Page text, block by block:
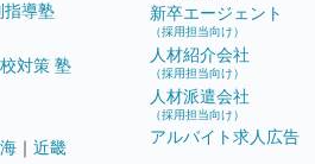
指導塾
対策 塾
｜ 近畿
新卒エージェント
（採用担当向け）
人材紹介会社
（採用担当向け）
人材派遣会社
（採用担当向け）
アルバイト求人広告